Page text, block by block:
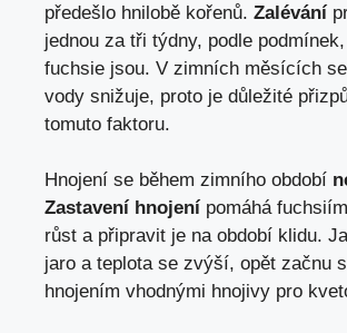
předešlo hnilobě kořenů. Zalévání
jednou za tři týdny, podle
fuchsie jsou. V zimních měsících
vody snižuje, proto je důležité
tomuto faktoru.
Hnojení se během zimního období
Zastavení hnojení pomáhá
růst a připravit je na období klidu.
jaro a teplota se zvýší, opět začnu
hnojením vhodnými hnojivy pro